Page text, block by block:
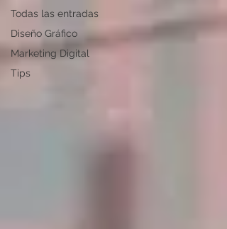
Todas las entradas
Diseño Gráfico
Marketing Digital
Tips